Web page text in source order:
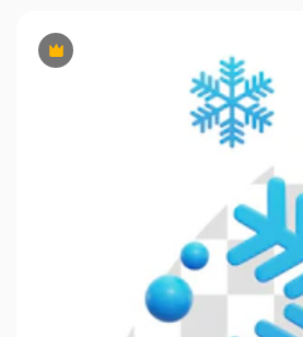
Premium